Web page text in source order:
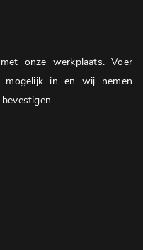
onze werkplaats. Voer
mogelijk in en wij nemen